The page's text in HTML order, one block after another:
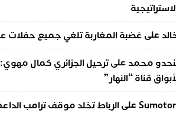
علىغضبة المغاربة تلغي جميع حفلات عبد
محمدعلىترحيل الجزائري كمال
قناة “النهار”
علىالرباط تخلد موقف ترامب